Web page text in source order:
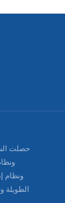
حصلت
ونظام
الطويلة